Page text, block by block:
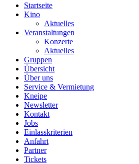
Startseite
Kino
Aktuelles
Veranstaltungen
Konzerte
Aktuelles
Gruppen
Übersicht
Über uns
Service & Vermietung
Kneipe
Newsletter
Kontakt
Jobs
Einlasskriterien
Anfahrt
Partner
Tickets